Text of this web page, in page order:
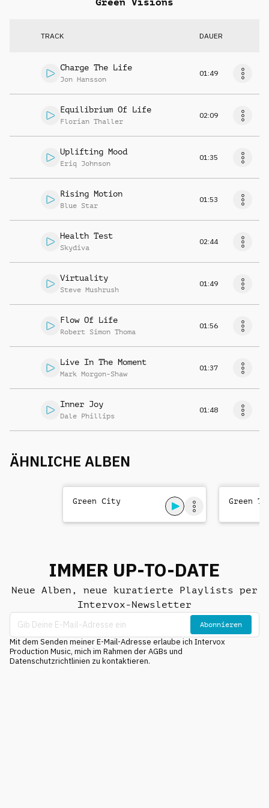
TRACK DAUER
Charge The Life
Jon Hansson
01:49
Equilibrium Of Life
Florian Thaller
02:09
Uplifting Mood
Eriq Johnson
01:35
Rising Motion
Blue Star
01:53
Health Test
Skydiva
02:44
Virtuality
Steve Mushrush
01:49
Flow Of Life
Robert Simon Thoma
01:56
Live In The Moment
Mark Morgon-Shaw
01:37
Inner Joy
Dale Phillips
01:48
ÄHNLICHE ALBEN
Green City Green
IMMER UP-TO-DATE
Neue Alben, neue kuratierte Playlists per
Intervox-Newsletter
Abonnieren
Mit dem Senden meiner E-Mail-Adresse erlaube ich Intervox
Production Music, mich im Rahmen der AGBs und
Datenschutzrichtlinien zu kontaktieren.